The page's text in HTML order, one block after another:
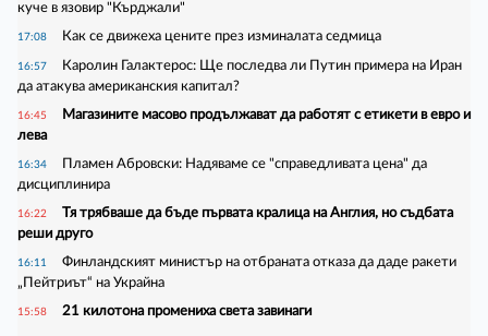
куче в язовир "Кърджали"
17:08 Как се движеха цените през изминалата седмица
16:57
Каролин Галактерос: Ще последва ли Путин примера на Иран
да атакува американския капитал?
16:45
Магазините масово продължават да работят с етикети в евро и
лева
16:34
Пламен Абровски: Надяваме се "справедливата цена" да
дисциплинира
16:22
Тя трябваше да бъде първата кралица на Англия, но съдбата
реши друго
16:11
Финландският министър на отбраната отказа да даде ракети
„Пейтриът“ на Украйна
15:58 21 килотона промениха света завинаги